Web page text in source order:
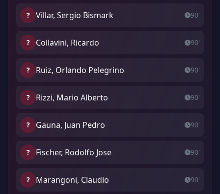
? Villar, Sergio Bismark 90'
? Collavini, Ricardo 90'
? Ruiz, Orlando Pelegrino 90'
? Rizzi, Mario Alberto 90'
? Gauna, Juan Pedro 90'
? Fischer, Rodolfo Jose 90'
? Marangoni, Claudio 90'